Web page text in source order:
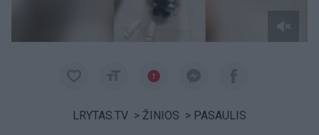
LRYTAS.TV > ŽINIOS > PASAULIS